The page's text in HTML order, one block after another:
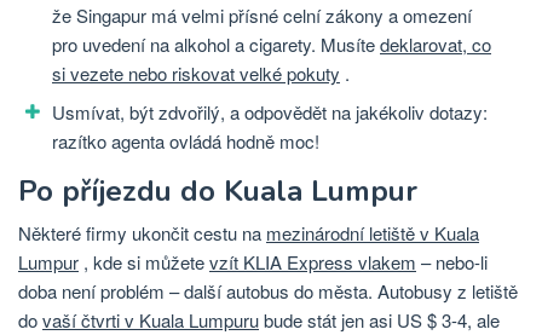
že Singapur má velmi přísné celní zákony a omezení
pro uvedení na alkohol a cigarety. Musítedeklarovat, co
si vezete nebo riskovat velké pokuty .
Usmívat, být zdvořilý, a odpovědět na jakékoliv dotazy:
razítko agenta ovládá hodně moc!
Po příjezdu do Kuala Lumpur
Některé firmy ukončit cestu na mezinárodní letiště v Kuala
Lumpur , kde si můžetevzít KLIA Express vlakem – nebo-li
doba není problém – další autobus do města. Autobusy z letiště
dovaší čtvrti v Kuala Lumpurubude stát jen asi US $ 3-4, ale